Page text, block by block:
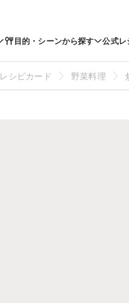
目的・シーンから探す 公式レ
レシピカード 野菜料理